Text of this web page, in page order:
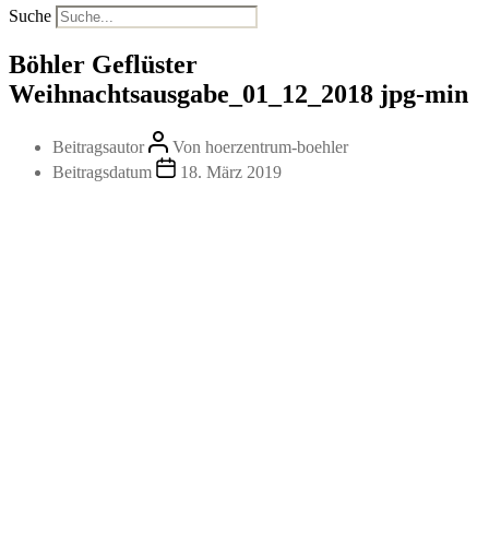
Suche
Böhler Geflüster
Weihnachtsausgabe_01_12_2018 jpg-min
Beitragsautor Von hoerzentrum-boehler
Beitragsdatum
18. März 2019